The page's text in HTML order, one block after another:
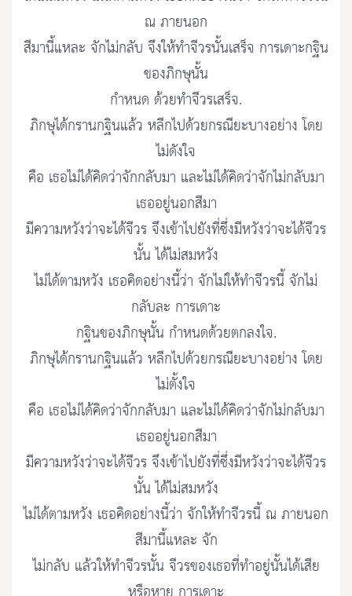
ณ ภายนอก
สีมานี้แหละ จักไม่กลับ จึงให้ทำจีวรนั้นเสร็จ การเดาะกฐิน
ของภิกษุนั้น
กำหนด ด้วยทำจีวรเสร็จ.
ภิกษุได้กรานกฐินแล้ว หลีกไปด้วยกรณียะบางอย่าง โดย
ไม่ดังใจ
คือ เธอไม่ได้คิดว่าจักกลับมา และไม่ได้คิดว่าจักไม่กลับมา
เธออยู่นอกสีมา
มีความหวังว่าจะได้จีวร จึงเข้าไปยังที่ซึ่งมีหวังว่าจะได้จีวร
นั้น ได้ไม่สมหวัง
ไม่ได้ตามหวัง เธอคิดอย่างนี้ว่า จักไม่ให้ทำจีวรนี้ จักไม่
กลับละ การเดาะ
กฐินของภิกษุนั้น กำหนดด้วยตกลงใจ.
ภิกษุได้กรานกฐินแล้ว หลีกไปด้วยกรณียะบางอย่าง โดย
ไม่ตั้งใจ
คือ เธอไม่ได้คิดว่าจักกลับมา และไม่ได้คิดว่าจักไม่กลับมา
เธออยู่นอกสีมา
มีความหวังว่าจะได้จีวร จึงเข้าไปยังที่ซึ่งมีหวังว่าจะได้จีวร
นั้น ได้ไม่สมหวัง
ไม่ได้ตามหวัง เธอคิดอย่างนี้ว่า จักให้ทำจีวรนี้ ณ ภายนอก
สีมานี้แหละ จัก
ไม่กลับ แล้วให้ทำจีวรนั้น จีวรของเธอที่ทำอยู่นั้นได้เสีย